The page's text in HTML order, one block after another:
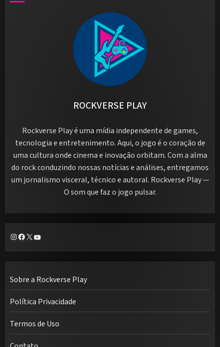
ROCKVERSE PLAY
Rockverse Play é uma mídia independente de games,
tecnologia e entretenimento. Aqui, o jogo é o coração de
uma cultura onde cinema e inovação orbitam. Com a alma
do rock conduzindo nossas notícias e análises, entregamos
um jornalismo visceral, técnico e autoral. Rockverse Play —
O som que faz o jogo pulsar.
Instagram
Facebook
X Youtube
Sobre a Rockverse Play
Política Privacidade
Termos de Uso